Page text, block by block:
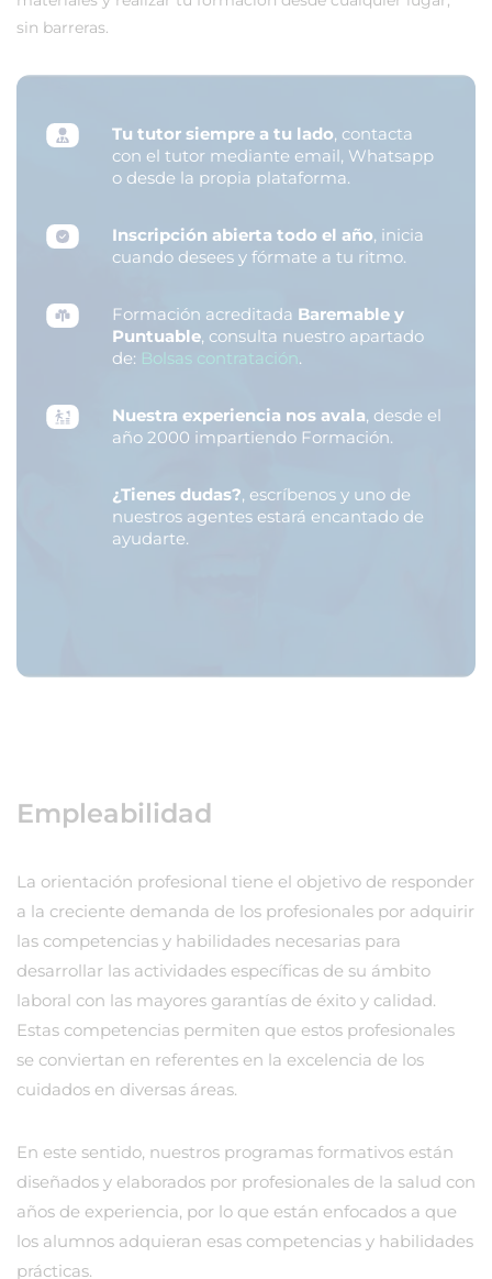
sin barreras.
Tu tutor siempre a tu lado, contacta
con el tutor mediante email, Whatsapp
o desde la propia plataforma.
Inscripción abierta todo el año, inicia
cuando desees y fórmate a tu ritmo.
Formación acreditada Baremable y
Puntuable, consulta nuestro apartado
de: Bolsas contratación.
Nuestra experiencia nos avala, desde el
año 2000 impartiendo Formación.
¿Tienes dudas?, escríbenos y uno de
nuestros agentes estará encantado de
ayudarte.
Empleabilidad
La orientación profesional tiene el objetivo de responder
a la creciente demanda de los profesionales por adquirir
las competencias y habilidades necesarias para
desarrollar las actividades específicas de su ámbito
laboral con las mayores garantías de éxito y calidad.
Estas competencias permiten que estos profesionales
se conviertan en referentes en la excelencia de los
cuidados en diversas áreas.
En este sentido, nuestros programas formativos están
diseñados y elaborados por profesionales de la salud con
años de experiencia, por lo que están enfocados a que
los alumnos adquieran esas competencias y habilidades
prácticas.